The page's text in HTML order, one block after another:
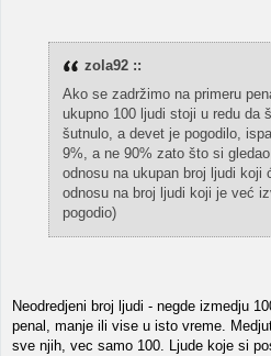
zola92 ::
Ako se zadržimo na primeru
ukupno 100 ljudi stoji u redu da
šutnulo, a devet je pogodilo,
9%, a ne 90% zato što si
odnosu na ukupan broj ljudi koji
odnosu na broj ljudi koji je već
pogodio)
Neodredjeni broj ljudi - negde izmedju
penal, manje ili vise u isto vreme.
sve njih, vec samo 100. Ljude koje si